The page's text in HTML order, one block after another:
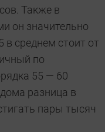
Также в
он значительно
в среднем стоит от
по
55 — 60
разница в
пары тысяч